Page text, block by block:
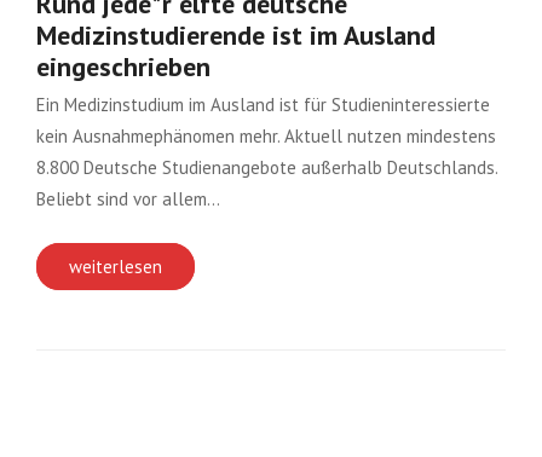
Medizinstudierende ist im Ausland
eingeschrieben
Ein Medizinstudium im Ausland ist für Studieninteressierte
kein Ausnahmephänomen mehr. Aktuell nutzen mindestens
8.800 Deutsche Studienangebote außerhalb Deutschlands.
Beliebt sind vor allem…
weiterlesen